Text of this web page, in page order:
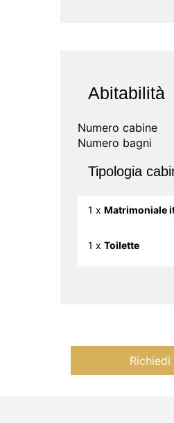
Abitabilità
Numero cabine
Numero bagni
Tipologia
1 x Matrimoniale
1 x Toilette